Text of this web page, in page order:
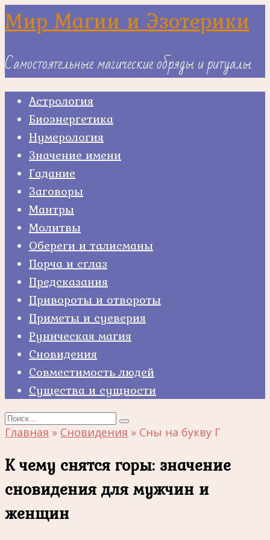
Skip
to
Мир Магии и Эзотерики
Самостоятельные магические обряды и ритуалы
Астрология
Биоэнергетика
Нумерология
Значение имени
Гадание
Заговоры
Мантры
Молитвы
Обереги и талисманы
Порча и сглаз
Предсказания
Привороты и отвороты
Приметы и суеверия
Руническая магия
Сновидения
Совместимость людей
Существа и сущности
Search
for:
Главная » Сновидения » Сны на букву Г
К чему снятся горы: значение
сновидения для мужчин и
женщин